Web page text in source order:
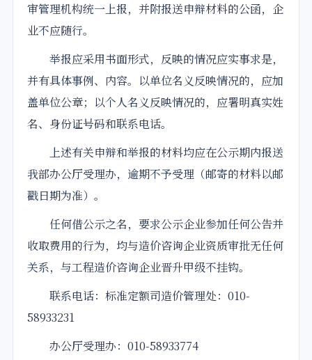
审管理机构统一上报，并附报送申辩材料的公函，企
业不应随行。
举报应采用书面形式，反映的情况应实事求是，
并有具体事例、内容。以单位名义反映情况的，应加
盖单位公章；以个人名义反映情况的，应署明真实姓
名、身份证号码和联系电话。
上述有关申辩和举报的材料均应在公示期内报送
我部办公厅受理办，逾期不予受理（邮寄的材料以邮
戳日期为准）。
任何借公示之名，要求公示企业参加任何公告并
收取费用的行为，均与造价咨询企业资质审批无任何
关系，与工程造价咨询企业晋升甲级不挂钩。
联系电话：标准定额司造价管理处：010-
58933231
办公厅受理办：010-58933774